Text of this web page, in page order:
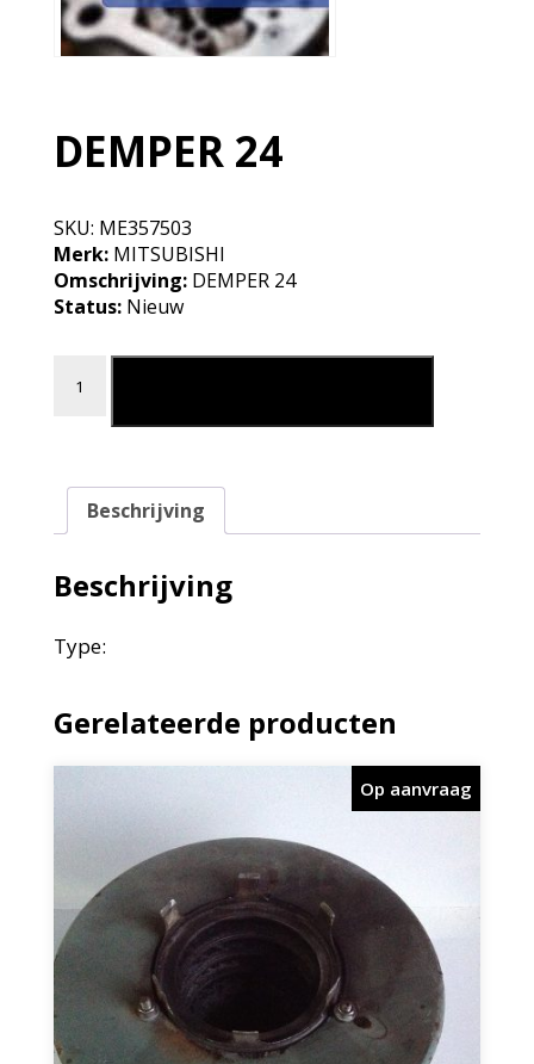
DEMPER 24
SKU: ME357503
Merk:MITSUBISHI
Omschrijving:DEMPER 24
Status:Nieuw
Beschrijving
Beschrijving
Type:
Gerelateerde producten
Op aanvraag